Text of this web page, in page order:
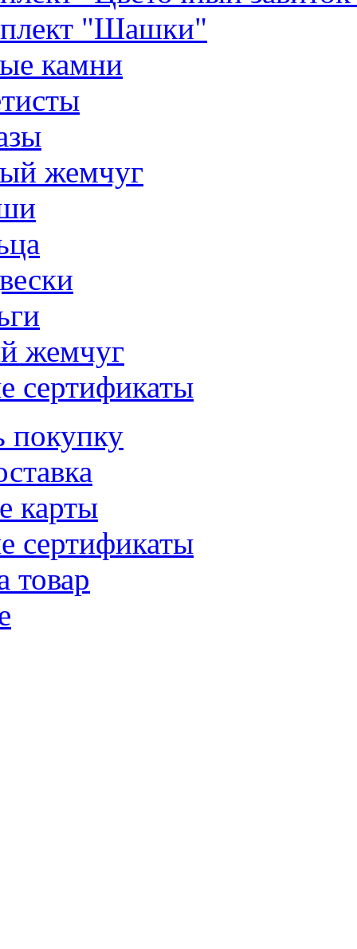
"Шашки"
камни
жемчуг
жемчуг
сертификаты
покупку
карты
сертификаты
товар